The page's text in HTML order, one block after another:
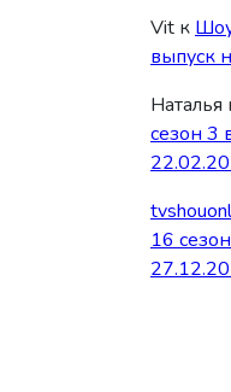
Vit к
выпуск
Наталья
сезон 3
16